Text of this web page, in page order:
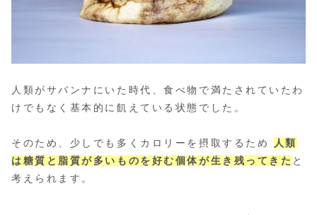
人類がサバンナにいた時代、食べ物で満たされていたわ
けでもなく基本的に飢えている状態でした。
そのため、少しでも多くカロリーを摂取するため
人類
は糖質と脂質が多いものを好む個体が生き残ってきた と
考えられます。